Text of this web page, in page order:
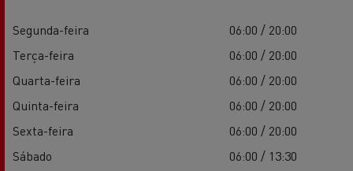
Segunda-feira
06:00 / 20:00
Terça-feira
06:00 / 20:00
Quarta-feira
06:00 / 20:00
Quinta-feira
06:00 / 20:00
Sexta-feira
06:00 / 20:00
Sábado
06:00 / 13:30